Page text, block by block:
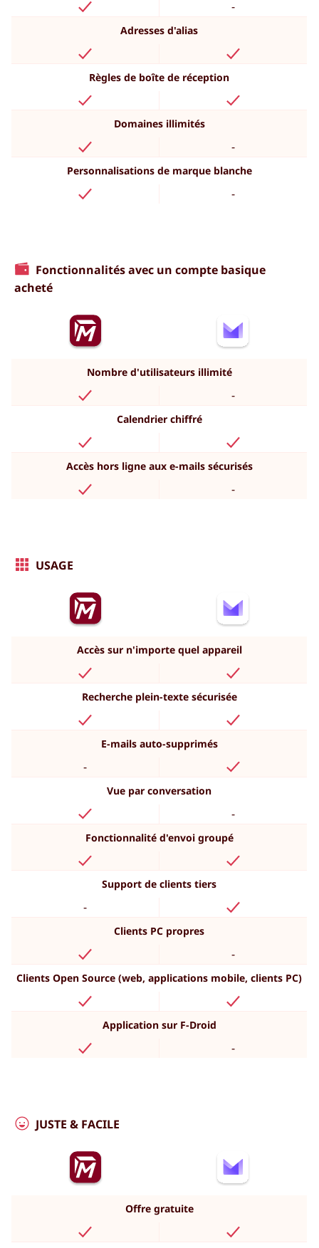
-
Adresses d'alias
Règles de boîte de réception
Domaines illimités
-
Personnalisations de marque blanche
-
Fonctionnalités avec un compte basique
acheté
Nombre d'utilisateurs illimité
-
Calendrier chiffré
Accès hors ligne aux e-mails sécurisés
-
USAGE
Accès sur n'importe quel appareil
Recherche plein-texte sécurisée
E-mails auto-supprimés
-
Vue par conversation
-
Fonctionnalité d'envoi groupé
Support de clients tiers
-
Clients PC propres
-
Clients Open Source (web, applications mobile, clients PC)
Application sur F-Droid
-
JUSTE & FACILE
Offre gratuite